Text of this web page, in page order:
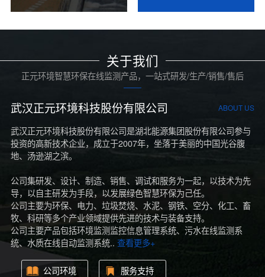
关于我们
正元环境智慧环保在线监测产品，一站式研发/生产/销售/售后
武汉正元环境科技股份有限公司 ABOUT US
武汉正元环境科技股份有限公司是湖北能源集团股份有限公司参与
投资的高新技术企业，成立于2007年，坐落于美丽的中国光谷腹
地、汤逊湖之滨。
公司集研发、设计、制造、销售、调试和服务为一起，以技术为先
导，以自主研发为手段，以发展绿色智慧环保为己任。
公司主要为环保、电力、垃圾焚烧、水泥、钢铁、空分、化工、畜
牧、科研等多个产业领域提供先进的技术与装备支持。
公司主要产品包括环境监测监控信息管理系统、污水在线监测系
统、水质在线自动监测系统.. 查看更多+
公司环境 服务支持